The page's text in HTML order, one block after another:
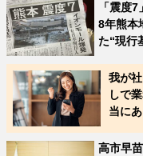
「震度
8年熊本
た“現行
我が
しで
当に
高市早